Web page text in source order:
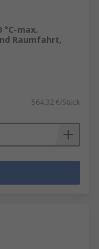
max.
Raumfahrt,
564,32 €/Stück